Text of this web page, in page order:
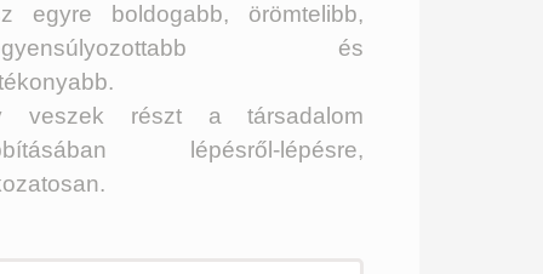
egyre boldogabb, örömtelibb,
és
veszek részt a társadalom
lépésről-lépésre,